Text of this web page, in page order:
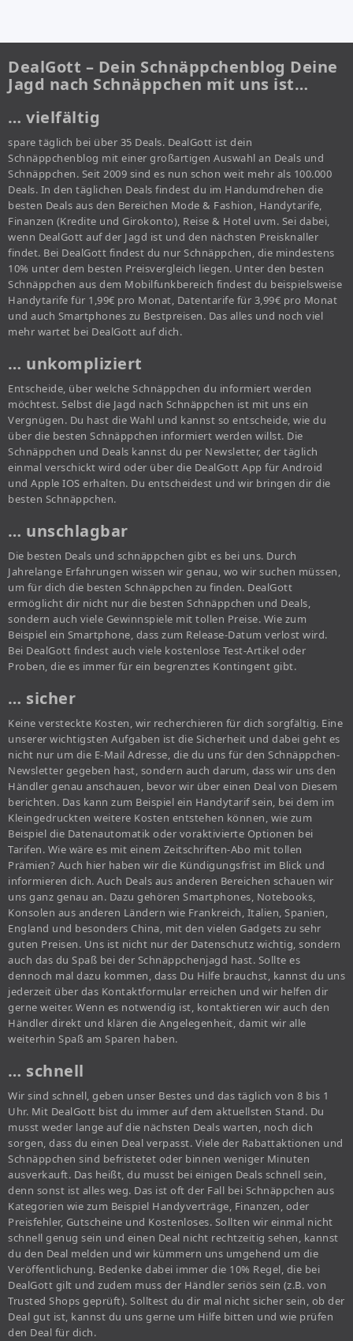
DealGott – Dein Schnäppchenblog Deine
Jagd nach Schnäppchen mit uns ist…
… vielfältig
spare täglich bei über 35 Deals. DealGott ist dein
Schnäppchenblog mit einer großartigen Auswahl an Deals und
Schnäppchen. Seit 2009 sind es nun schon weit mehr als 100.000
Deals. In den täglichen Deals findest du im Handumdrehen die
besten Deals aus den Bereichen Mode & Fashion, Handytarife,
Finanzen (Kredite und Girokonto), Reise & Hotel uvm. Sei dabei,
wenn DealGott auf der Jagd ist und den nächsten Preisknaller
findet. Bei DealGott findest du nur Schnäppchen, die mindestens
10% unter dem besten Preisvergleich liegen. Unter den besten
Schnäppchen aus dem Mobilfunkbereich findest du beispielsweise
Handytarife für 1,99€ pro Monat, Datentarife für 3,99€ pro Monat
und auch Smartphones zu Bestpreisen. Das alles und noch viel
mehr wartet bei DealGott auf dich.
… unkompliziert
Entscheide, über welche Schnäppchen du informiert werden
möchtest. Selbst die Jagd nach Schnäppchen ist mit uns ein
Vergnügen. Du hast die Wahl und kannst so entscheide, wie du
über die besten Schnäppchen informiert werden willst. Die
Schnäppchen und Deals kannst du per Newsletter, der täglich
einmal verschickt wird oder über die DealGott App für Android
und Apple IOS erhalten. Du entscheidest und wir bringen dir die
besten Schnäppchen.
… unschlagbar
Die besten Deals und schnäppchen gibt es bei uns. Durch
Jahrelange Erfahrungen wissen wir genau, wo wir suchen müssen,
um für dich die besten Schnäppchen zu finden. DealGott
ermöglicht dir nicht nur die besten Schnäppchen und Deals,
sondern auch viele Gewinnspiele mit tollen Preise. Wie zum
Beispiel ein Smartphone, dass zum Release-Datum verlost wird.
Bei DealGott findest auch viele kostenlose Test-Artikel oder
Proben, die es immer für ein begrenztes Kontingent gibt.
… sicher
Keine versteckte Kosten, wir recherchieren für dich sorgfältig. Eine
unserer wichtigsten Aufgaben ist die Sicherheit und dabei geht es
nicht nur um die E-Mail Adresse, die du uns für den Schnäppchen-
Newsletter gegeben hast, sondern auch darum, dass wir uns den
Händler genau anschauen, bevor wir über einen Deal von Diesem
berichten. Das kann zum Beispiel ein Handytarif sein, bei dem im
Kleingedruckten weitere Kosten entstehen können, wie zum
Beispiel die Datenautomatik oder voraktivierte Optionen bei
Tarifen. Wie wäre es mit einem Zeitschriften-Abo mit tollen
Prämien? Auch hier haben wir die Kündigungsfrist im Blick und
informieren dich. Auch Deals aus anderen Bereichen schauen wir
uns ganz genau an. Dazu gehören Smartphones, Notebooks,
Konsolen aus anderen Ländern wie Frankreich, Italien, Spanien,
England und besonders China, mit den vielen Gadgets zu sehr
guten Preisen. Uns ist nicht nur der Datenschutz wichtig, sondern
auch das du Spaß bei der Schnäppchenjagd hast. Sollte es
dennoch mal dazu kommen, dass Du Hilfe brauchst, kannst du uns
jederzeit über das Kontaktformular erreichen und wir helfen dir
gerne weiter. Wenn es notwendig ist, kontaktieren wir auch den
Händler direkt und klären die Angelegenheit, damit wir alle
weiterhin Spaß am Sparen haben.
… schnell
Wir sind schnell, geben unser Bestes und das täglich von 8 bis 1
Uhr. Mit DealGott bist du immer auf dem aktuellsten Stand. Du
musst weder lange auf die nächsten Deals warten, noch dich
sorgen, dass du einen Deal verpasst. Viele der Rabattaktionen und
Schnäppchen sind befristetet oder binnen weniger Minuten
ausverkauft. Das heißt, du musst bei einigen Deals schnell sein,
denn sonst ist alles weg. Das ist oft der Fall bei Schnäppchen aus
Kategorien wie zum Beispiel Handyverträge, Finanzen, oder
Preisfehler, Gutscheine und Kostenloses. Sollten wir einmal nicht
schnell genug sein und einen Deal nicht rechtzeitig sehen, kannst
du den Deal melden und wir kümmern uns umgehend um die
Veröffentlichung. Bedenke dabei immer die 10% Regel, die bei
DealGott gilt und zudem muss der Händler seriös sein (z.B. von
Trusted Shops geprüft). Solltest du dir mal nicht sicher sein, ob der
Deal gut ist, kannst du uns gerne um Hilfe bitten und wie prüfen
den Deal für dich.